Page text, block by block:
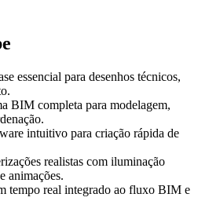
essencial para desenhos técnicos,
BIM completa para modelagem,
intuitivo para criação rápida de
realistas com iluminação
animações.
tempo real integrado ao fluxo BIM e